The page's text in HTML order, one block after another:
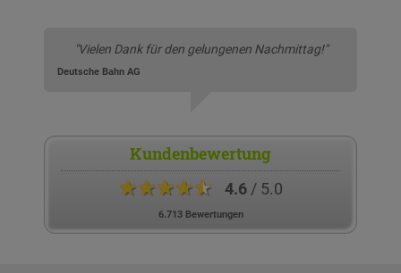
"Vielen Dank für den gelungenen Nachmittag!"
Deutsche Bahn AG
Kundenbewertung
★★★★★ 4.6/ 5.0
6.713 Bewertungen